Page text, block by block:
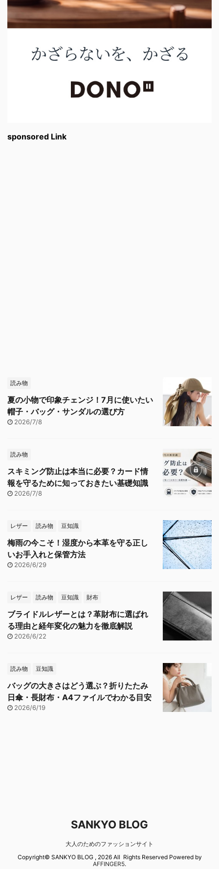
sponsored Link
読み物
夏の小物で印象チェンジ！7月に使いたい
帽子・バッグ・サンダルの選び方
2026/7/8
読み物
スキミング防止は本当に必要？カード情
報を守るために知っておきたい基礎知識
2026/7/8
レザー 読み物 豆知識
梅雨の今こそ！湿度から本革を守る正し
いお手入れと保管方法
2026/6/29
レザー 読み物 豆知識 財布
ブライドルレザーとは？革財布に選ばれ
る理由と経年変化の魅力を徹底解説
2026/6/22
読み物 豆知識
バッグの大きさはどう選ぶ？折りたたみ
日傘・長財布・A4ファイルでわかる目安
2026/6/19
SANKYO BLOG
大人のためのファッションサイト
Copyright© SANKYO BLOG , 2026 All Rights Reserved Powered by
AFFINGER5.